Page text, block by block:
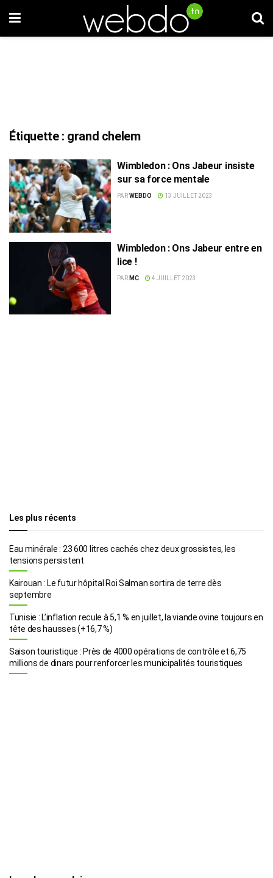
Étiquette : grand chelem
Wimbledon : Ons Jabeur insiste
sur sa force mentale
PARWEBDO 13 JUILLET 2023
Wimbledon : Ons Jabeur entre en
lice !
PAR MC 4 JUILLET 2023
Les plus récents
Eau minérale : 23 600 litres cachés chez deux grossistes, les
tensions persistent
Kairouan : Le futur hôpital Roi Salman sortira de terre dès
septembre
Tunisie : L’inflation recule à 5,1 % en juillet, la viande ovine toujours en
tête des hausses (+16,7 %)
Saison touristique : Près de 4000 opérations de contrôle et 6,75
millions de dinars pour renforcer les municipalités touristiques